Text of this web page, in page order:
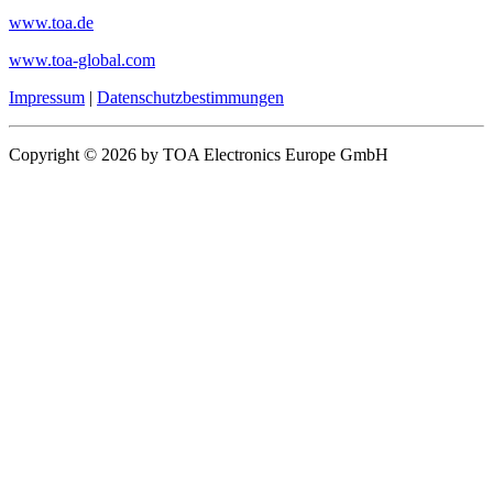
www.toa.de
www.toa-global.com
Impressum | Datenschutzbestimmungen
Copyright © 2026 by TOA Electronics Europe GmbH